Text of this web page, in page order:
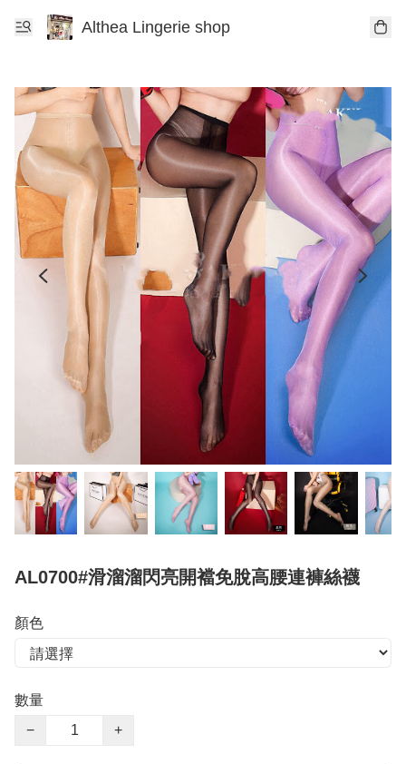
Althea Lingerie shop
AL0700#滑溜溜閃亮開襠免脫高腰連褲絲襪
顏色
數量
−
+